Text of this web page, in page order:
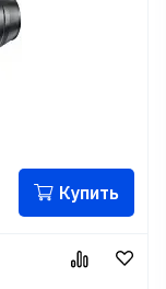
Купить